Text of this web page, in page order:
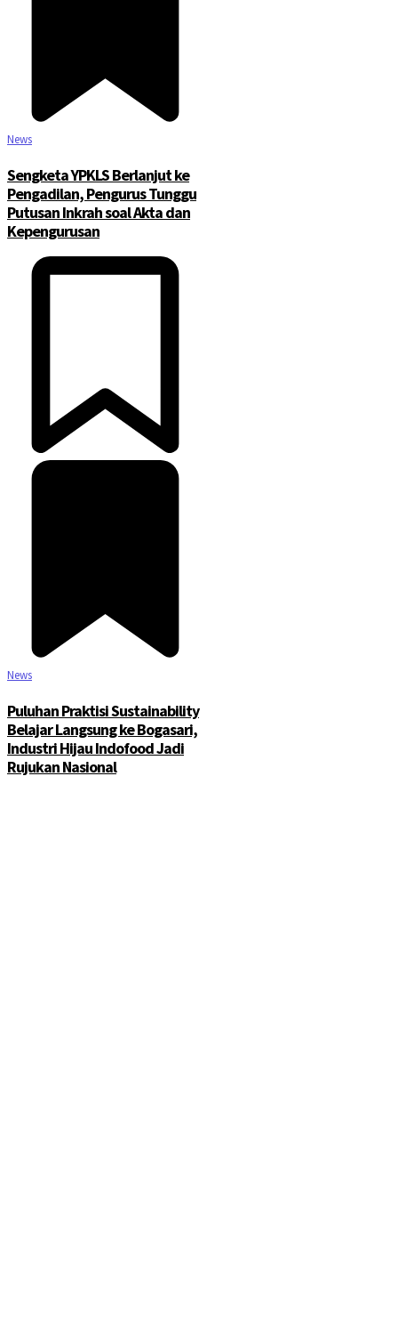
News
Sengketa YPKLS Berlanjut ke
Pengadilan, Pengurus Tunggu
Putusan Inkrah soal Akta dan
Kepengurusan
News
Puluhan Praktisi Sustainability
Belajar Langsung ke Bogasari,
Industri Hijau Indofood Jadi
Rujukan Nasional